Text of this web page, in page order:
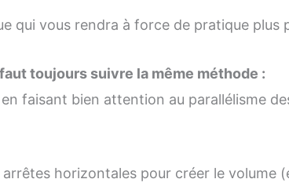
qui vous rendra à force de pratique plus
toujours suivre la même méthode :
faisant bien attention au parallélisme
horizontales pour créer le volume